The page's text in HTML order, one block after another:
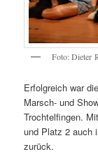
Foto: Dieter
Erfolgreich war
Marsch- und
Trochtelfingen.
und Platz 2 auch
zurück.